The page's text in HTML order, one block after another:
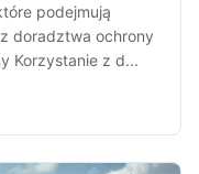
podejmują
doradztwa ochrony
Korzystanie z d...